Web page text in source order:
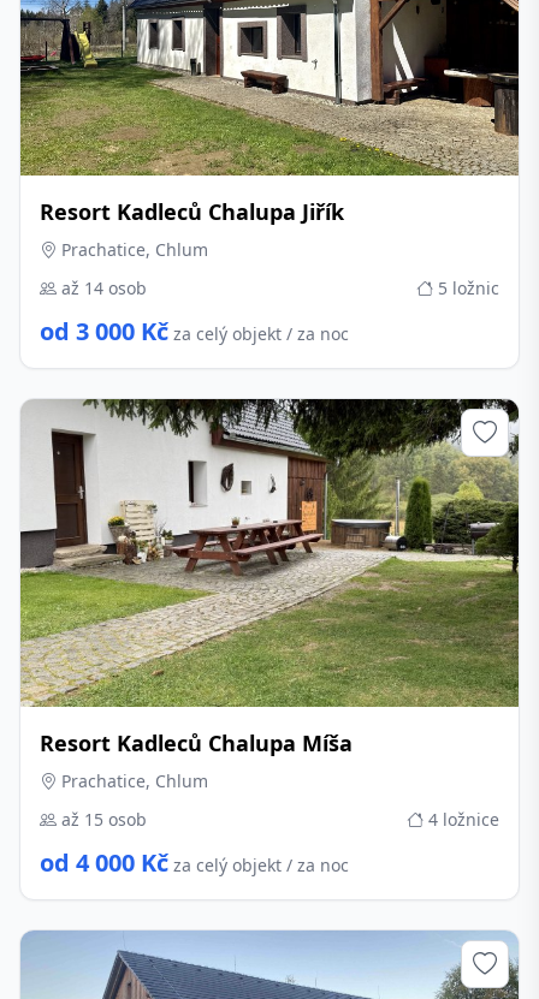
Resort Kadleců Chalupa Jiřík
Prachatice, Chlum
až 14 osob
5 ložnic
od 3 000 Kč za celý objekt / za noc
Resort Kadleců Chalupa Míša
Prachatice, Chlum
až 15 osob
4 ložnice
od 4 000 Kč za celý objekt / za noc